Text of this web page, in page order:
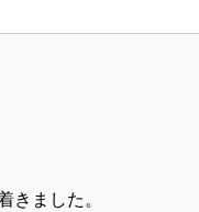
きました。